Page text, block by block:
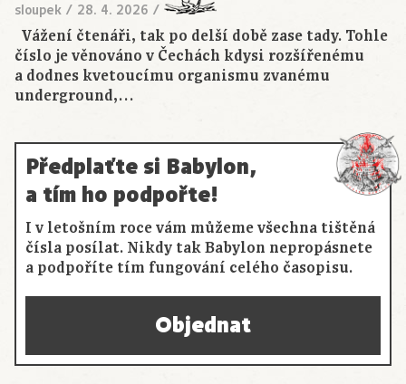
sloupek / 28. 4. 2026 /
Vážení čtenáři, tak po delší době zase tady. Tohle
číslo je věnováno v Čechách kdysi rozšířenému
a dodnes kvetoucímu organismu zvanému
underground,…
Předplaťte si Babylon,
a tím ho podpořte!
I v letošním roce vám můžeme všechna tištěná
čísla posílat. Nikdy tak Babylon nepropásnete
a podpoříte tím fungování celého časopisu.
Objednat